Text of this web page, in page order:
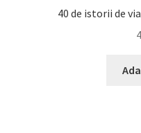
40 de istorii de